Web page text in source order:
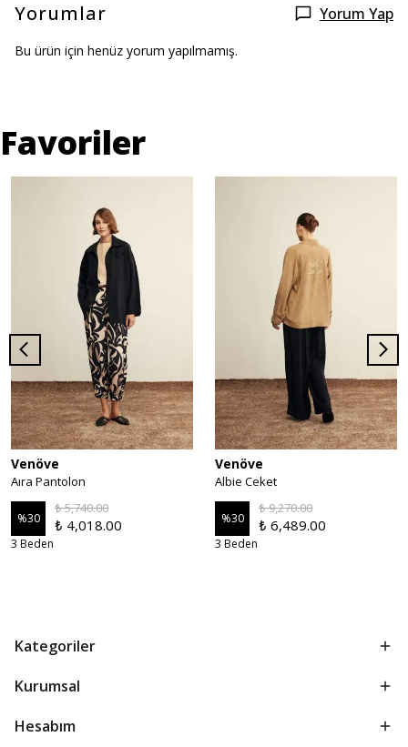
Yorumlar Yorum Yap
Bu ürün için henüz yorum yapılmamış.
Favoriler
Venöve
Aıra Pantolon
%30
₺ 5,740.00
₺ 4,018.00
3 Beden
Venöve
Albie Ceket
%30
₺ 9,270.00
₺ 6,489.00
3 Beden
Kategoriler
Kurumsal
Hesabım